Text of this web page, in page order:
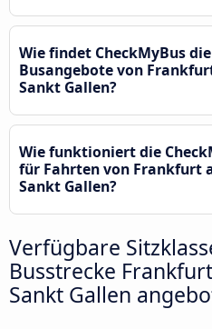
Wie findet CheckMyBus
Busangebote von
Sankt Gallen?
Wie funktioniert die
für Fahrten von Frankfurt
Sankt Gallen?
Verfügbare
Busstrecke
Sankt Gallen